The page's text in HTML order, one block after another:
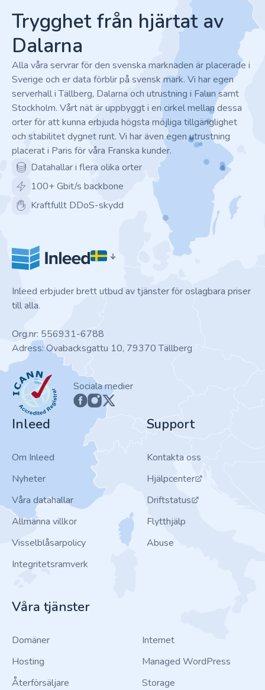
Trygghet från hjärtat av
Dalarna
Alla våra servrar för den svenska marknaden är placerade i
Sverige och er data förblir på svensk mark. Vi har egen
serverhall i Tällberg, Dalarna och utrustning i Falun samt
Stockholm. Vårt nät är uppbyggt i en cirkel mellan dessa
orter för att kunna erbjuda högsta möjliga tillgänglighet
och stabilitet dygnet runt. Vi har även egen utrustning
placerat i Paris för våra Franska kunder.
Datahallar i flera olika orter
100+ Gbit/s backbone
Kraftfullt DDoS-skydd
Inleed erbjuder brett utbud av tjänster för oslagbara priser
till alla.
Org.nr: 556931-6788
Adress: Ovabacksgattu 10, 79370 Tällberg
ICANN
Sociala medier
Inleed
Om Inleed
Nyheter
Våra datahallar
Allmänna villkor
Visselblåsarpolicy
Integritetsramverk
Support
Kontakta oss
Hjälpcenter
Driftstatus
Flytthjälp
Abuse
Våra tjänster
Domäner
Hosting
Återförsäljare
Internet
Managed WordPress
Storage